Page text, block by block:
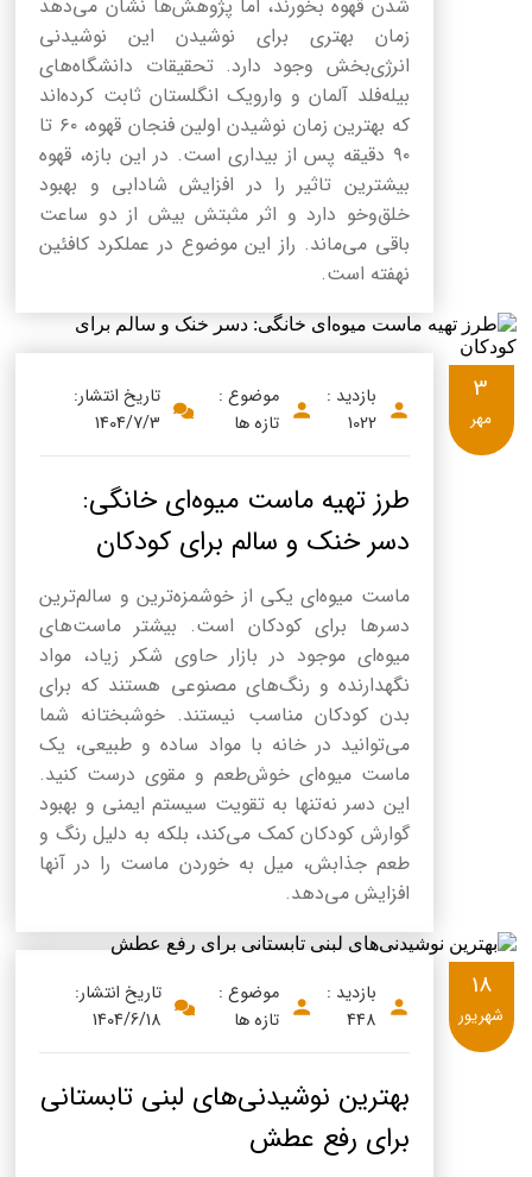
شدن قهوه بخورند، اما پژوهش‌ها نشان می‌دهد
زمان بهتری برای نوشیدن این نوشیدنی
انرژی‌بخش وجود دارد. تحقیقات دانشگاه‌های
بیله‌فلد آلمان و وارویک انگلستان ثابت کرده‌اند
که بهترین زمان نوشیدن اولین فنجان قهوه، ۶۰ تا
۹۰ دقیقه پس از بیداری است. در این بازه، قهوه
بیشترین تاثیر را در افزایش شادابی و بهبود
خلق‌وخو دارد و اثر مثبتش بیش از دو ساعت
باقی می‌ماند. راز این موضوع در عملکرد کافئین
نهفته است.
بازدید :
1022
موضوع :
تازه ها
تاریخ انتشار:
1404/7/3
طرز تهیه ماست میوه‌ای خانگی:
دسر خنک و سالم برای کودکان
ماست میوه‌ای یکی از خوشمزه‌ترین و سالم‌ترین
دسرها برای کودکان است. بیشتر ماست‌های
میوه‌ای موجود در بازار حاوی شکر زیاد، مواد
نگهدارنده و رنگ‌های مصنوعی هستند که برای
بدن کودکان مناسب نیستند. خوشبختانه شما
می‌توانید در خانه با مواد ساده و طبیعی، یک
ماست میوه‌ای خوش‌طعم و مقوی درست کنید.
این دسر نه‌تنها به تقویت سیستم ایمنی و بهبود
گوارش کودکان کمک می‌کند، بلکه به دلیل رنگ و
طعم جذابش، میل به خوردن ماست را در آنها
افزایش می‌دهد.
3
مهر
بازدید :
448
موضوع :
تازه ها
تاریخ انتشار:
1404/6/18
بهترین نوشیدنی‌های لبنی تابستانی
برای رفع عطش
18
شهریور